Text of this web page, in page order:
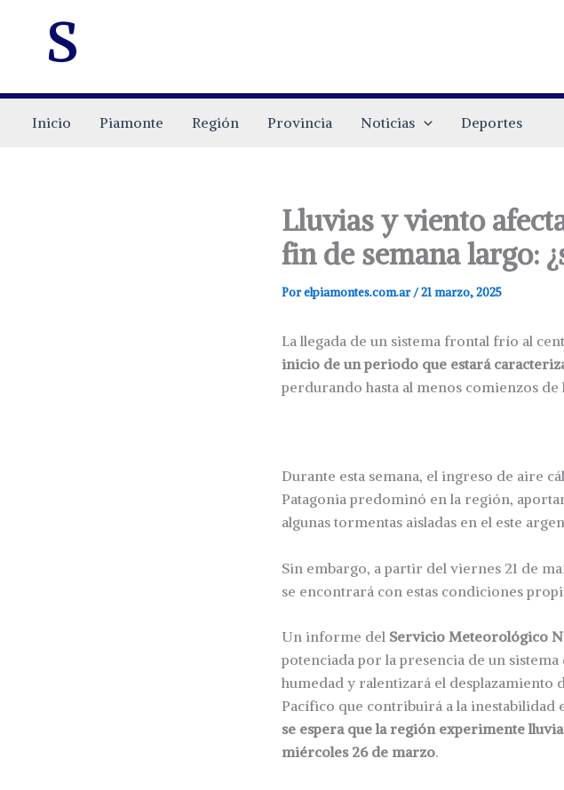
s
Inicio Piamonte Región Provincia Noticias Deportes
Lluvias y viento
fin de semana largo:
Porelpiamontes.com.ar/21 marzo, 2025
La llegada de un sistema frontal frío al
inicio de un periodo que estará
perdurando hasta al menos comienzos de
Durante esta semana, el ingreso de aire
Patagonia predominó en la región,
algunas tormentas aisladas en el este
Sin embargo, a partir del viernes 21 de
se encontrará con estas condiciones
Un informe del Servicio Meteorológico
potenciada por la presencia de un
humedad y ralentizará el desplazamiento
Pacífico que contribuirá a la inestabilidad
se espera que la región experimente
miércoles 26 de marzo.